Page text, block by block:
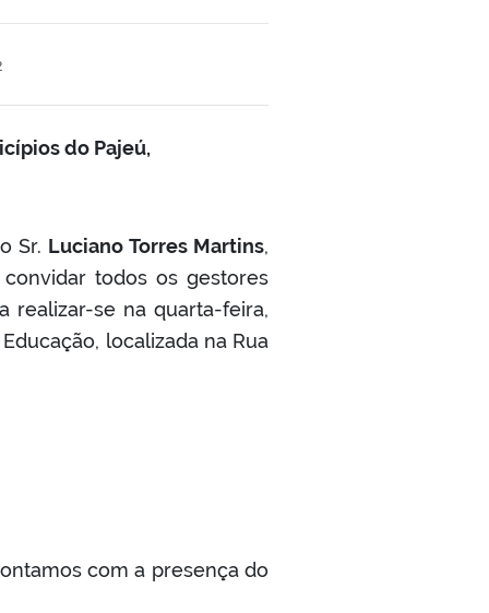
do Pajeú,
Sr. Luciano Torres Martins,
todos os gestores
realizar-se na quarta-feira,
localizada na Rua
com a presença do